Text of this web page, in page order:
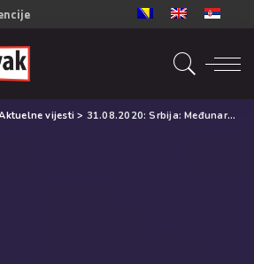
cilj BiH/CG
cilj SRB
goal ENG
cilj 2
vijesti> 31.08.2020: Srbija: Međunarodni dan svesnosti o predoziranju drogom